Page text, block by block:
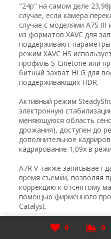
"24p" на самом деле
случае, если камера
случае с моделями A7S
из форматов XAVC для
поддерживают параметры
режим XAVC HS
профиль S-Cinetone или
битный захват HLG для
поддерживающих HDR.
Активный режим
электронную
меняющуюся область
дрожания), доступен до
дополнительное
кадрирование 1,09x в
A7R V также записывает
время съемки, позволяя
коррекцию к отснятому
помощью фирменного
Catalyst.
Камера включает в себя
представленные в
0 0